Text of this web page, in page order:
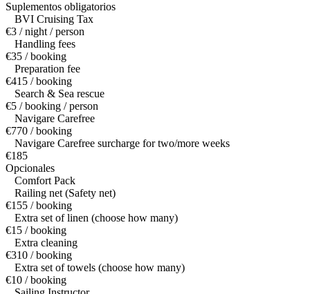
Suplementos obligatorios
BVI Cruising Tax
€3 / night / person
Handling fees
€35 / booking
Preparation fee
€415 / booking
Search & Sea rescue
€5 / booking / person
Navigare Carefree
€770 / booking
Navigare Carefree surcharge for two/more weeks
€185
Opcionales
Comfort Pack
Railing net (Safety net)
€155 / booking
Extra set of linen (choose how many)
€15 / booking
Extra cleaning
€310 / booking
Extra set of towels (choose how many)
€10 / booking